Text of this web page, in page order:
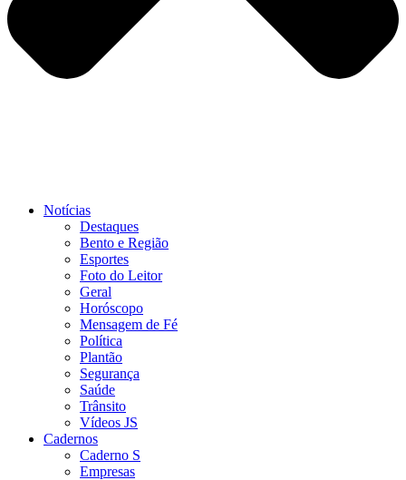
Notícias
Destaques
Bento e Região
Esportes
Foto do Leitor
Geral
Horóscopo
Mensagem de Fé
Política
Plantão
Segurança
Saúde
Trânsito
Vídeos JS
Cadernos
Caderno S
Empresas